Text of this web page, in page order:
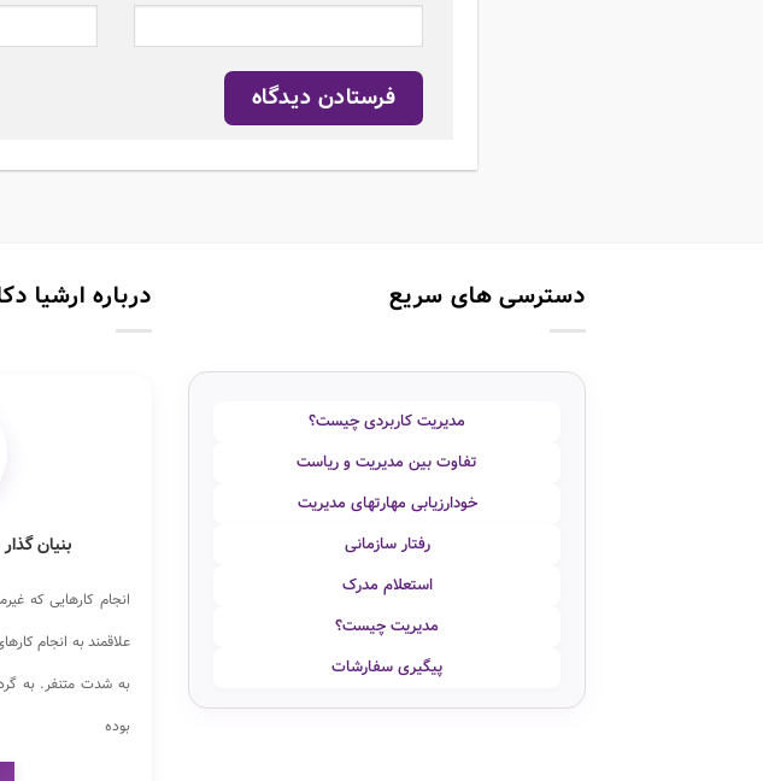
دسترسی های سریع
مدیریت کاربردی چیست؟
تفاوت بین مدیریت و ریاست
خودارزیابی مهارتهای مدیریت
رفتار سازمانی
استعلام مدرک
مدیریت چیست؟
پیگیری سفارشات
درباره ارشیا
بنیان
انجام کارهایی که
علاقمند به انجام
به شدت متنفر. به
بوده